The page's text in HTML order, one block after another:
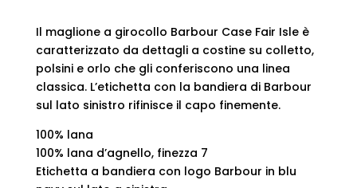
originale
era:
€190,00.
attuale
è:
€95,00.
Il maglione a girocollo Barbour Case Fair Isle è
caratterizzato da dettagli a costine su colletto,
polsini e orlo che gli conferiscono una linea
classica. L’etichetta con la bandiera di Barbour
sul lato sinistro rifinisce il capo finemente.
100% lana
100% lana d’agnello, finezza 7
Etichetta a bandiera con logo Barbour in blu